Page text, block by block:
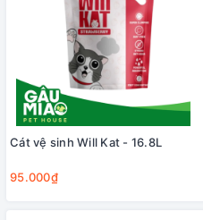
Cát vệ sinh Will Kat - 16.8L
95.000₫